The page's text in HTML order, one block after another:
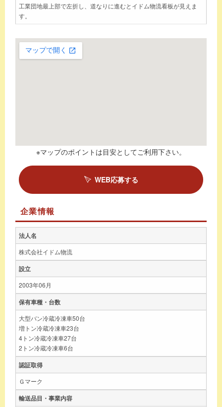
工業団地最上部で左折し、道なりに進むとイドム物流看板が見えま
す。
※マップのポイントは目安としてご利用下さい。
WEB応募する
企業情報
法人名
株式会社イドム物流
設立
2003年06月
保有車種・台数
大型バン冷蔵冷凍車50台
増トン冷蔵冷凍車23台
4トン冷蔵冷凍車27台
2トン冷蔵冷凍車6台
認証取得
Ｇマーク
輸送品目・事業内容